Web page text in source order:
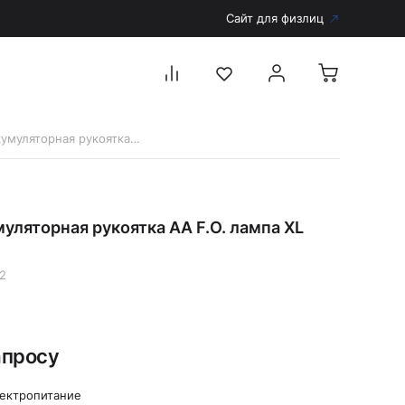
Сайт для физлиц
Аксессуары для дерматоскопов
Аккумуляторы и зарядные устройства
12302 Аккумуляторная рукоятка AA F.O. лампа XL 2,5В
рукоятка AA F.O. лампа XL